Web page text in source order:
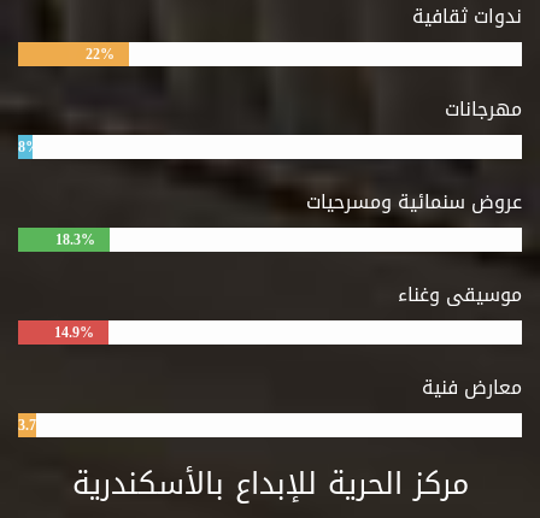
ندوات ثقافية
22%
مهرجانات
8%
عروض سنمائية ومسرحيات
18.3%
موسيقى وغناء
14.9%
معارض فنية
3.7%
مركز الحرية للإبداع بالأسكندرية